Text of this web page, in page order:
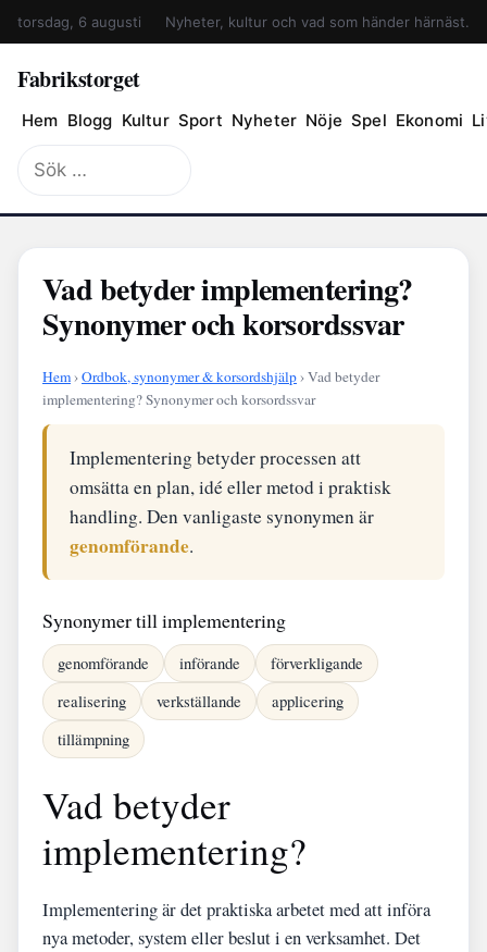
torsdag, 6 augusti Nyheter, kultur och vad som händer härnäst.
Fabrikstorget
Hem Blogg Kultur Sport Nyheter Nöje Spel Ekonomi
Sök
efter:
Vad betyder implementering?
Synonymer och korsordssvar
Hem›Ordbok, synonymer & korsordshjälp› Vad betyder
implementering? Synonymer och korsordssvar
Implementering betyder processen att
omsätta en plan, idé eller metod i praktisk
handling. Den vanligaste synonymen är
genomförande.
Synonymer till implementering
genomförande införande
förverkligande
realisering
verkställande
applicering
tillämpning
Vad betyder
implementering?
Implementering är det praktiska arbetet med att införa
nya metoder, system eller beslut i en verksamhet. Det